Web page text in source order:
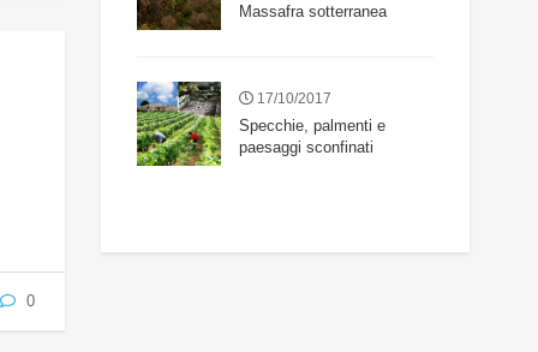
0
Massafra sotterranea
17/10/2017
Specchie, palmenti e
paesaggi sconfinati